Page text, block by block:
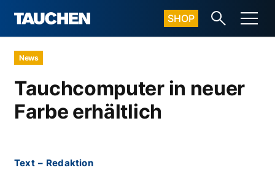
SHOP
News
Tauchcomputer in neuer
Farbe erhältlich
Text – Redaktion